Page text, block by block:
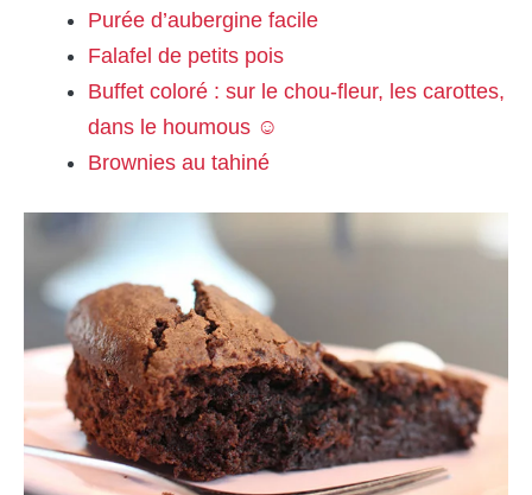
Purée d’aubergine facile
Falafel de petits pois
Buffet coloré : sur le chou-fleur, les carottes,
dans le houmous ☺
Brownies au tahiné